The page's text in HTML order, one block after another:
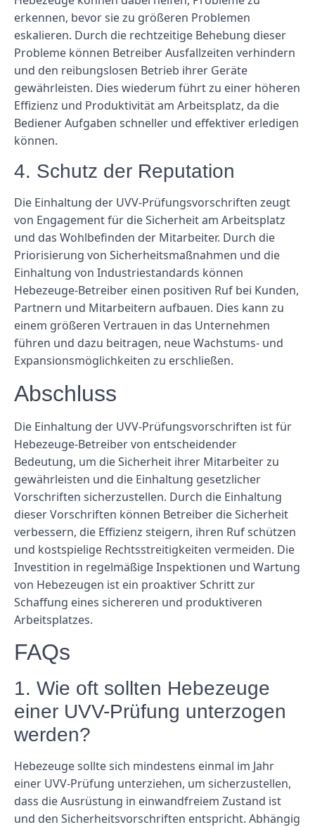
erkennen, bevor sie zu größeren Problemen
eskalieren. Durch die rechtzeitige Behebung dieser
Probleme können Betreiber Ausfallzeiten verhindern
und den reibungslosen Betrieb ihrer Geräte
gewährleisten. Dies wiederum führt zu einer höheren
Effizienz und Produktivität am Arbeitsplatz, da die
Bediener Aufgaben schneller und effektiver erledigen
können.
4. Schutz der Reputation
Die Einhaltung der UVV-Prüfungsvorschriften zeugt
von Engagement für die Sicherheit am Arbeitsplatz
und das Wohlbefinden der Mitarbeiter. Durch die
Priorisierung von Sicherheitsmaßnahmen und die
Einhaltung von Industriestandards können
Hebezeuge-Betreiber einen positiven Ruf bei Kunden,
Partnern und Mitarbeitern aufbauen. Dies kann zu
einem größeren Vertrauen in das Unternehmen
führen und dazu beitragen, neue Wachstums- und
Expansionsmöglichkeiten zu erschließen.
Abschluss
Die Einhaltung der UVV-Prüfungsvorschriften ist für
Hebezeuge-Betreiber von entscheidender
Bedeutung, um die Sicherheit ihrer Mitarbeiter zu
gewährleisten und die Einhaltung gesetzlicher
Vorschriften sicherzustellen. Durch die Einhaltung
dieser Vorschriften können Betreiber die Sicherheit
verbessern, die Effizienz steigern, ihren Ruf schützen
und kostspielige Rechtsstreitigkeiten vermeiden. Die
Investition in regelmäßige Inspektionen und Wartung
von Hebezeugen ist ein proaktiver Schritt zur
Schaffung eines sichereren und produktiveren
Arbeitsplatzes.
FAQs
1. Wie oft sollten Hebezeuge
einer UVV-Prüfung unterzogen
werden?
Hebezeuge sollte sich mindestens einmal im Jahr
einer UVV-Prüfung unterziehen, um sicherzustellen,
dass die Ausrüstung in einwandfreiem Zustand ist
und den Sicherheitsvorschriften entspricht. Abhängig